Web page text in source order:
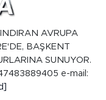
AVRUPA
BAŞKENT
SUNUYOR.
e-mail: